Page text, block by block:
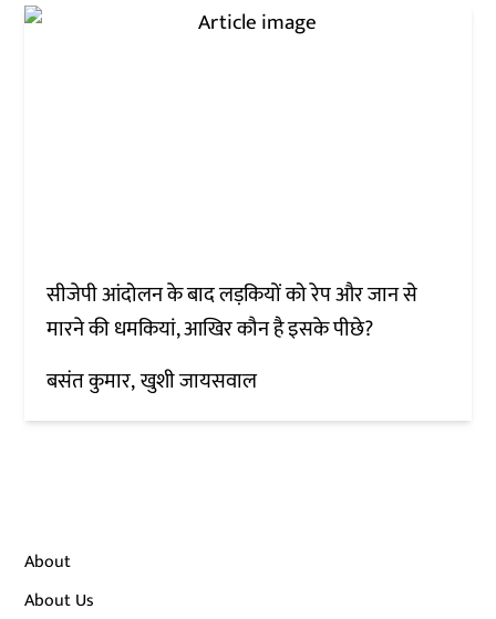
सीजेपी आंदोलन के बाद लड़कियों को रेप और जान से
मारने की धमकियां, आखिर कौन है इसके पीछे?
बसंत कुमार खुशी जायसवाल
About
About Us